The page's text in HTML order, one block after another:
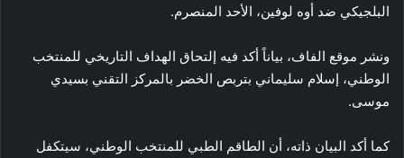
البلجيكي ضد أوه لوفين، الأحد المنصرم.
ونشر موقع الفاف، بياناً أكد فيه إلتحاق الهداف التاريخي للمنتخب
الوطني، إسلام سليماني بتربص الخضر بالمركز التقني بسيدي
موسى.
كما أكد البيان ذاته، أن الطاقم الطبي للمنتخب الوطني، سيتكفل